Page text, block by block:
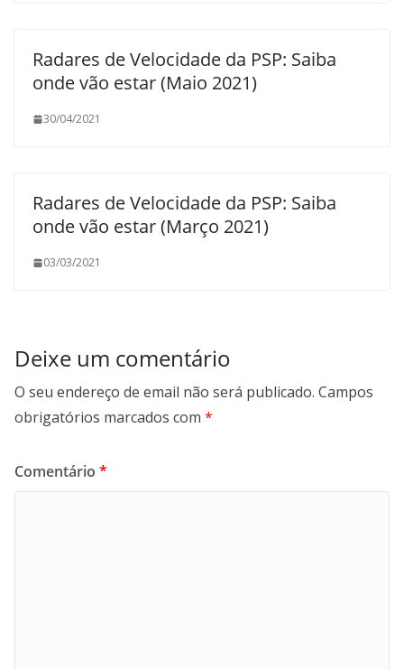
Radares de Velocidade da PSP: Saiba
onde vão estar (Maio 2021)
30/04/2021
Radares de Velocidade da PSP: Saiba
onde vão estar (Março 2021)
03/03/2021
Deixe um comentário
O seu endereço de email não será publicado. Campos
obrigatórios marcados com *
Comentário *